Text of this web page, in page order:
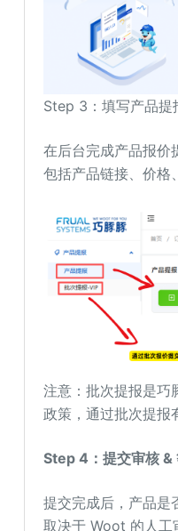
Step 3：填写产品提
在后台完成产品报价
包括产品链接、价格
注意：批次提报是巧
政策，通过批次提报
Step 4：提交审核 &
提交完成后，产品是
取决于 Woot 的人工